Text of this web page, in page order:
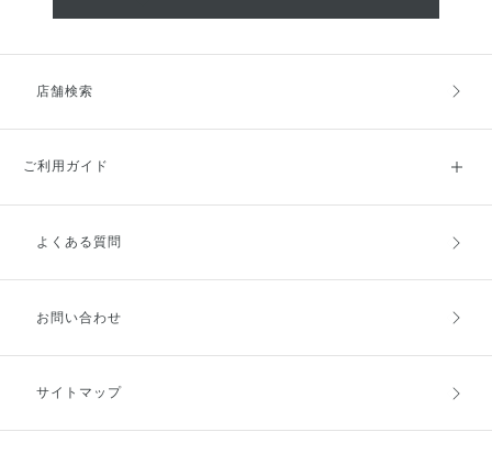
店舗検索
ご利用ガイド
ご利用ガイドトップ
お支払方法
キャンセル・返品・交換
よくある質問
お問い合わせ
サイトマップ